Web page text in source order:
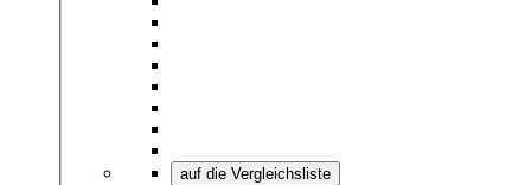
auf die Vergleichsliste